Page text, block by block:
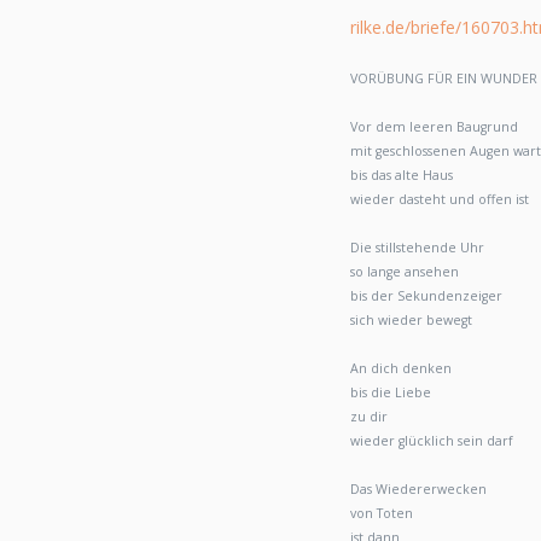
rilke.de/briefe/
VORÜBUNG FÜR EIN WUNDER
Vor dem leeren Baugrund
mit geschlossenen Augen
bis das alte Haus
wieder dasteht und offen ist
Die stillstehende Uhr
so lange ansehen
bis der Sekundenzeiger
sich wieder bewegt
An dich denken
bis die Liebe
zu dir
wieder glücklich sein darf
Das Wiedererwecken
von Toten